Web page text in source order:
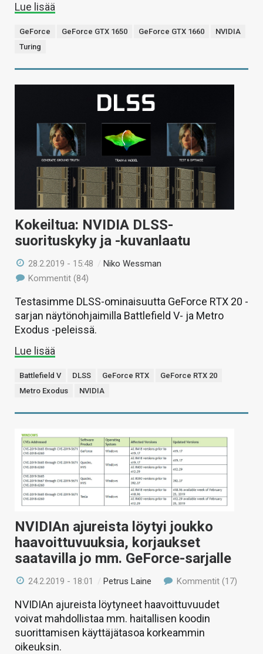
Lue lisää
GeForce GeForce GTX 1650 GeForce GTX 1660
NVIDIA
Turing
Kokeiltua: NVIDIA DLSS-
suorituskyky ja -kuvanlaatu
28.2.2019 - 15:48 /Niko Wessman
Kommentit (84)
Testasimme DLSS-ominaisuutta GeForce RTX 20 -
sarjan näytönohjaimilla Battlefield V- ja Metro
Exodus -peleissä.
Lue lisää
Battlefield V DLSS GeForce RTX
GeForce RTX 20
Metro Exodus
NVIDIA
NVIDIAn ajureista löytyi joukko
haavoittuvuuksia, korjaukset
saatavilla jo mm. GeForce-sarjalle
24.2.2019 - 18:01 /Petrus Laine Kommentit (17)
NVIDIAn ajureista löytyneet haavoittuvuudet
voivat mahdollistaa mm. haitallisen koodin
suorittamisen käyttäjätasoa korkeammin
oikeuksin.